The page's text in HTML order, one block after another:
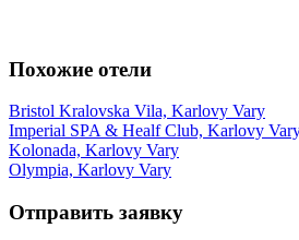
Похожие отели
Bristol Kralovska Vila, Karlovy Vary
Imperial SPA & Healf Club, Karlovy
Kolonada, Karlovy Vary
Olympia, Karlovy Vary
Отправить заявку